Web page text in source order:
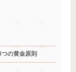
の黄金原則